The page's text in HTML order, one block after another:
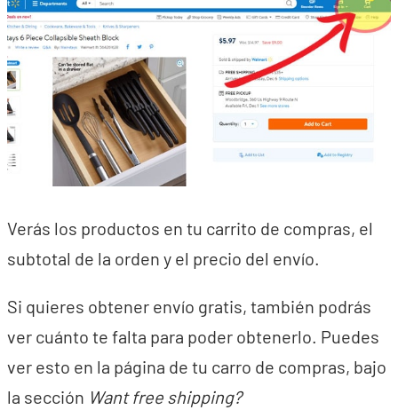
Verás los productos en tu carrito de compras, el
subtotal de la orden y el precio del envío.
Si quieres obtener envío gratis, también podrás
ver cuánto te falta para poder obtenerlo. Puedes
ver esto en la página de tu carro de compras, bajo
la sección Want free shipping?